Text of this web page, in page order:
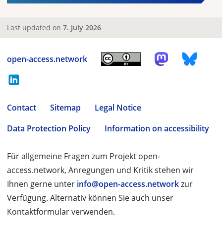
Last updated on 7. July 2026
open-access.network
Contact Sitemap
Legal Notice
Data Protection Policy
Information on accessibility
Für allgemeine Fragen zum Projekt open-
access.network, Anregungen und Kritik stehen wir
Ihnen gerne unter info@open-access.networkzur
Verfügung. Alternativ können Sie auch unser
Kontaktformular verwenden.